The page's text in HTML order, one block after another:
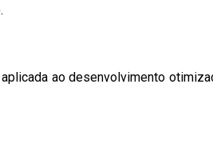
ao desenvolvimento